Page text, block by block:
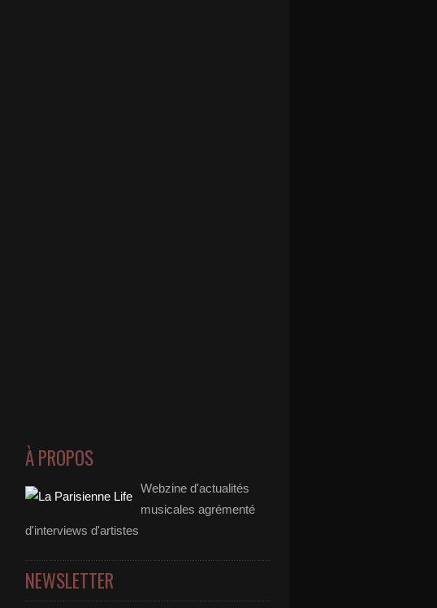
À PROPOS
Webzine d'actualités
musicales agrémenté
d'interviews d'artistes
NEWSLETTER